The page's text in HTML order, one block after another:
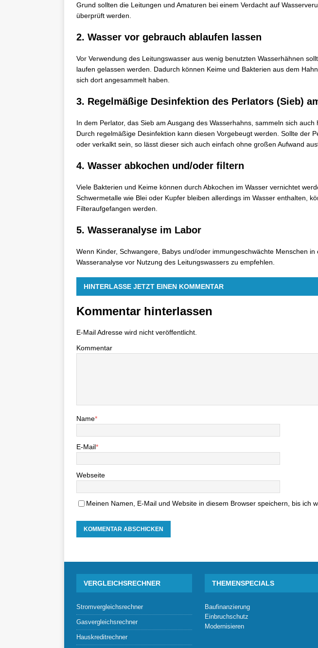
Grund sollten die Leitungen und Amaturen bei einem Verdacht auf
überprüft werden.
2. Wasser vor gebrauch ablaufen lassen
Vor Verwendung des Leitungswasser aus wenig benutzten Wasserhähnen
laufen gelassen werden. Dadurch können Keime und Bakterien aus dem
sich dort angesammelt haben.
3. Regelmäßige Desinfektion des Perlators (Sieb)
In dem Perlator, das Sieb am Ausgang des Wasserhahns, sammeln sich auch
Durch regelmäßige Desinfektion kann diesen Vorgebeugt werden. Sollte der
oder verkalkt sein, so lässt dieser sich auch einfach ohne großen Aufwand
4. Wasser abkochen und/oder filtern
Viele Bakterien und Keime können durch Abkochen im Wasser vernichtet
Schwermetalle wie Blei oder Kupfer bleiben allerdings im Wasser enthalten,
Filteraufgefangen werden.
5. Wasseranalyse im Labor
Wenn Kinder, Schwangere, Babys und/oder immungeschwächte Menschen
Wasseranalyse vor Nutzung des Leitungswassers zu empfehlen.
HINTERLASSE JETZT EINEN KOMMENTAR
Kommentar hinterlassen
E-Mail Adresse wird nicht veröffentlicht.
Kommentar
Name*
E-Mail*
Webseite
Meinen Namen, E-Mail und Website in diesem Browser speichern, bis ich
VERGLEICHSRECHNER
Stromvergleichsrechner
Gasvergleichsrechner
Hauskreditrechner
THEMENSPECIALS
Baufinanzierung
Einbruchschutz
Modernisieren